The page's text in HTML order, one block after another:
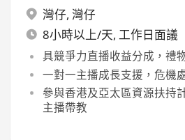
灣仔, 灣仔
8小時以上/天, 工作日面議
具競爭力直播收益分成，禮
一對一主播成長支援，危機
參與香港及亞太區資源扶持
主播帶教